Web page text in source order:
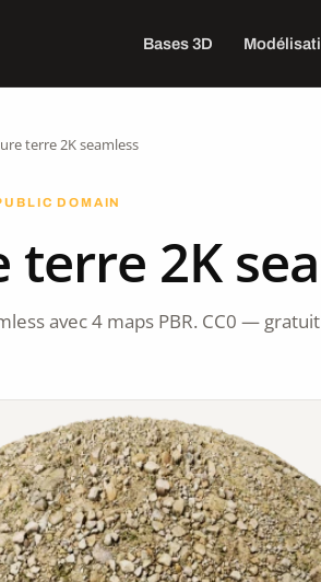
Bases 3D
terre 2K seamless
DOMAIN
terre 2K
avec 4 maps PBR. CC0 —